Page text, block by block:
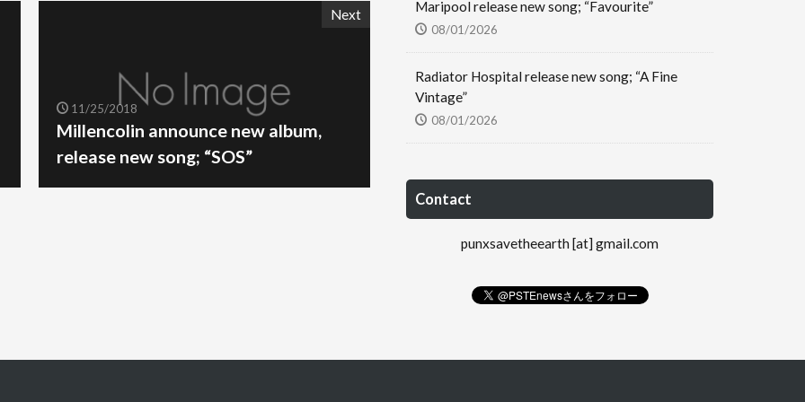
Next
11/25/2018
Millencolin announce new album,
release new song; “SOS”
Maripool release new song; “Favourite”
08/01/2026
Radiator Hospital release new song; “A Fine
Vintage”
08/01/2026
Contact
punxsavetheearth [at] gmail.com